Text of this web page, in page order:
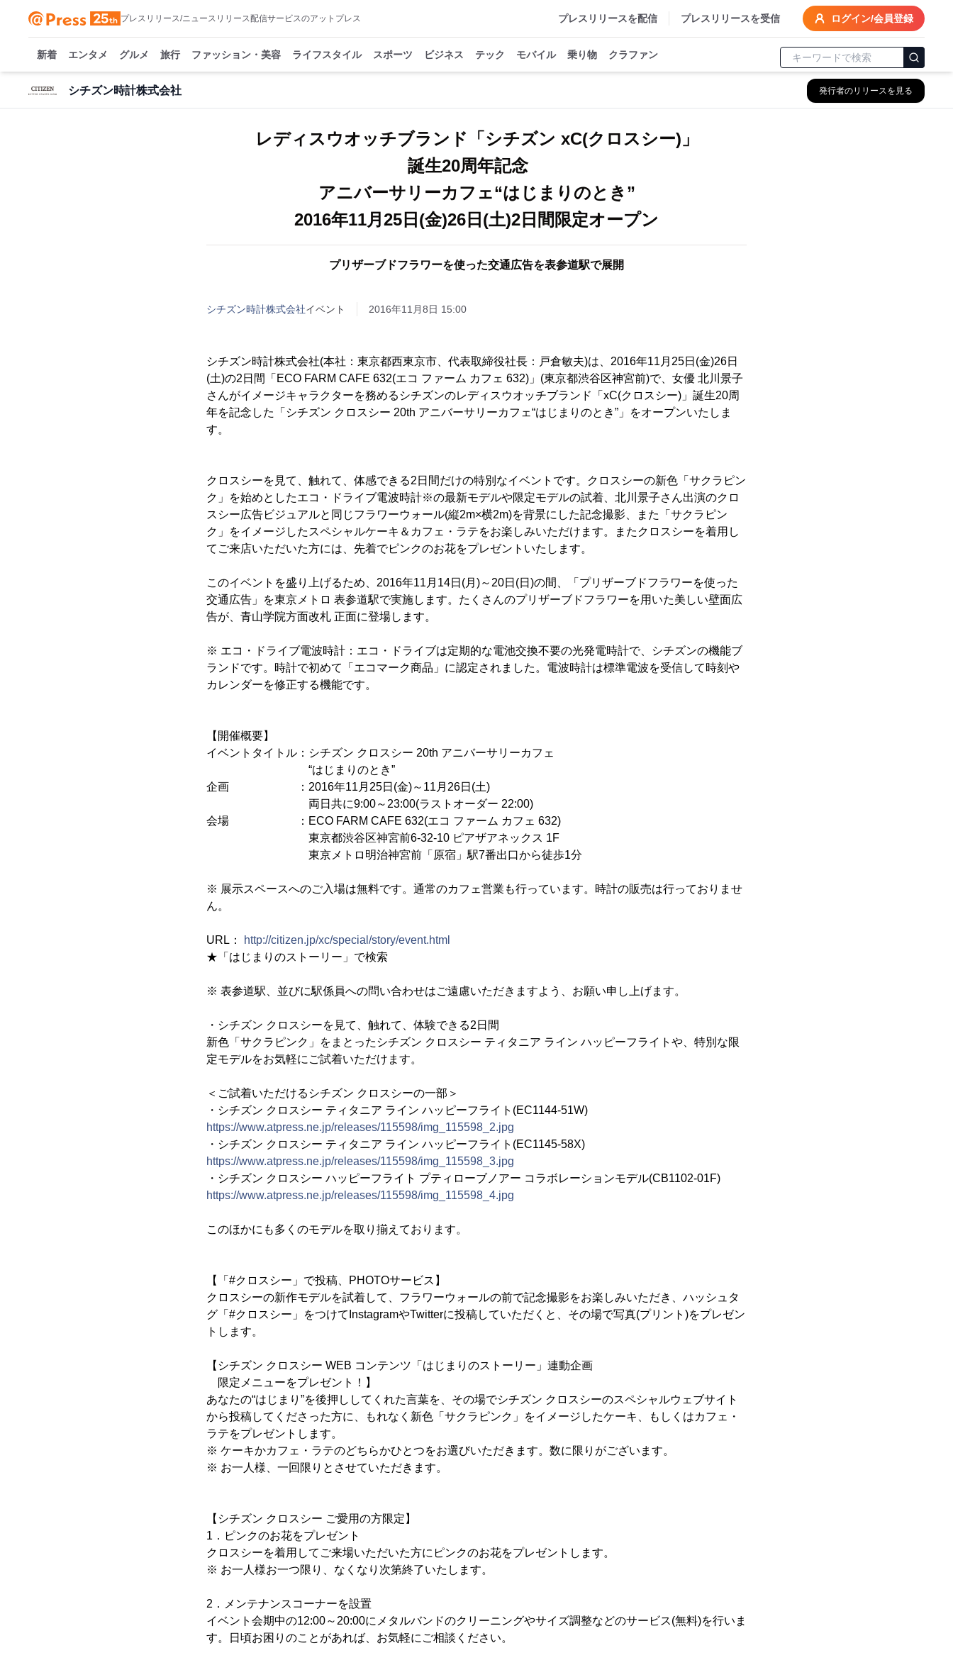
プレスリリース/ニュースリリース配信サービスのアットプレス プレスリリースを配信 プレスリリースを受信 ログイン/会員登録
新着 エンタメ グルメ 旅行 ファッション・美容 ライフスタイル スポーツ ビジネス テック モバイル 乗り物 クラファン
シチズン時計株式会社 発行者のリリースを見る
レディスウオッチブランド「シチズン xC(クロスシー)」
誕生20周年記念
アニバーサリーカフェ“はじまりのとき”
2016年11月25日(金)26日(土)2日間限定オープン
プリザーブドフラワーを使った交通広告を表参道駅で展開
シチズン時計株式会社イベント 2016年11月8日 15:00
シチズン時計株式会社(本社：東京都西東京市、代表取締役社長：戸倉敏夫)は、2016年11月25日(金)26日
(土)の2日間「ECO FARM CAFE 632(エコ ファーム カフェ 632)」(東京都渋谷区神宮前)で、女優 北川景子
さんがイメージキャラクターを務めるシチズンのレディスウオッチブランド「xC(クロスシー)」誕生20周
年を記念した「シチズン クロスシー 20th アニバーサリーカフェ“はじまりのとき”」をオープンいたしま
す。
クロスシーを見て、触れて、体感できる2日間だけの特別なイベントです。クロスシーの新色「サクラピン
ク」を始めとしたエコ・ドライブ電波時計※の最新モデルや限定モデルの試着、北川景子さん出演のクロ
スシー広告ビジュアルと同じフラワーウォール(縦2m×横2m)を背景にした記念撮影、また「サクラピン
ク」をイメージしたスペシャルケーキ＆カフェ・ラテをお楽しみいただけます。またクロスシーを着用し
てご来店いただいた方には、先着でピンクのお花をプレゼントいたします。
このイベントを盛り上げるため、2016年11月14日(月)～20日(日)の間、「プリザーブドフラワーを使った
交通広告」を東京メトロ 表参道駅で実施します。たくさんのプリザーブドフラワーを用いた美しい壁面広
告が、青山学院方面改札 正面に登場します。
※ エコ・ドライブ電波時計：エコ・ドライブは定期的な電池交換不要の光発電時計で、シチズンの機能ブ
ランドです。時計で初めて「エコマーク商品」に認定されました。電波時計は標準電波を受信して時刻や
カレンダーを修正する機能です。
【開催概要】
イベントタイトル：シチズン クロスシー 20th アニバーサリーカフェ
“はじまりのとき”
企画 ：2016年11月25日(金)～11月26日(土)
両日共に9:00～23:00(ラストオーダー 22:00)
会場 ：ECO FARM CAFE 632(エコ ファーム カフェ 632)
東京都渋谷区神宮前6-32-10 ピアザアネックス 1F
東京メトロ明治神宮前「原宿」駅7番出口から徒歩1分
※ 展示スペースへのご入場は無料です。通常のカフェ営業も行っています。時計の販売は行っておりませ
ん。
URL：
http://citizen.jp/xc/special/story/event.html
★「はじまりのストーリー」で検索
※ 表参道駅、並びに駅係員への問い合わせはご遠慮いただきますよう、お願い申し上げます。
・シチズン クロスシーを見て、触れて、体験できる2日間
新色「サクラピンク」をまとったシチズン クロスシー ティタニア ライン ハッピーフライトや、特別な限
定モデルをお気軽にご試着いただけます。
＜ご試着いただけるシチズン クロスシーの一部＞
・シチズン クロスシー ティタニア ライン ハッピーフライト(EC1144-51W)
https://www.atpress.ne.jp/releases/115598/img_115598_2.jpg
・シチズン クロスシー ティタニア ライン ハッピーフライト(EC1145-58X)
https://www.atpress.ne.jp/releases/115598/img_115598_3.jpg
・シチズン クロスシー ハッピーフライト プティローブノアー コラボレーションモデル(CB1102-01F)
https://www.atpress.ne.jp/releases/115598/img_115598_4.jpg
このほかにも多くのモデルを取り揃えております。
【「#クロスシー」で投稿、PHOTOサービス】
クロスシーの新作モデルを試着して、フラワーウォールの前で記念撮影をお楽しみいただき、ハッシュタ
グ「#クロスシー」をつけてInstagramやTwitterに投稿していただくと、その場で写真(プリント)をプレゼン
トします。
【シチズン クロスシー WEB コンテンツ「はじまりのストーリー」連動企画
限定メニューをプレゼント！】
あなたの“はじまり”を後押ししてくれた言葉を、その場でシチズン クロスシーのスペシャルウェブサイト
から投稿してくださった方に、もれなく新色「サクラピンク」をイメージしたケーキ、もしくはカフェ・
ラテをプレゼントします。
※ ケーキかカフェ・ラテのどちらかひとつをお選びいただきます。数に限りがございます。
※ お一人様、一回限りとさせていただきます。
【シチズン クロスシー ご愛用の方限定】
1．ピンクのお花をプレゼント
クロスシーを着用してご来場いただいた方にピンクのお花をプレゼントします。
※ お一人様お一つ限り、なくなり次第終了いたします。
2．メンテナンスコーナーを設置
イベント会期中の12:00～20:00にメタルバンドのクリーニングやサイズ調整などのサービス(無料)を行いま
す。日頃お困りのことがあれば、お気軽にご相談ください。